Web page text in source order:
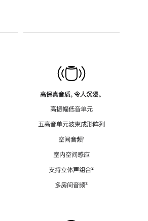
高保真音质，令人沉浸。
高振幅低音单元
五高音单元波束成形阵列
空间音频脚
¹
室内空间感应
支持立体声组合脚
²
多房间音频脚
³